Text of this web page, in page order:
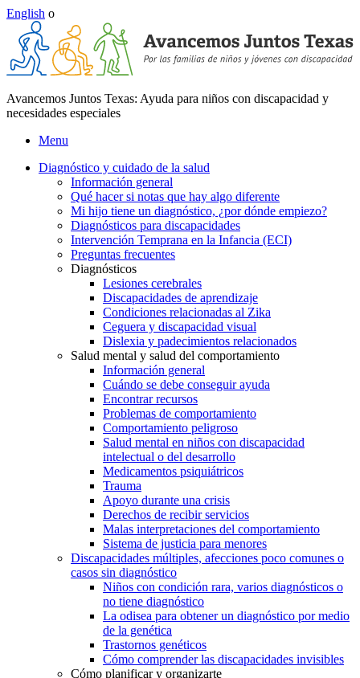
English o
Avancemos Juntos Texas: Ayuda para niños con discapacidad y
necesidades especiales
Menu
Diagnóstico y cuidado de la salud
Información general
Qué hacer si notas que hay algo diferente
Mi hijo tiene un diagnóstico, ¿por dónde empiezo?
Diagnósticos para discapacidades
Intervención Temprana en la Infancia (ECI)
Preguntas frecuentes
Diagnósticos
Lesiones cerebrales
Discapacidades de aprendizaje
Condiciones relacionadas al Zika
Ceguera y discapacidad visual
Dislexia y padecimientos relacionados
Salud mental y salud del comportamiento
Información general
Cuándo se debe conseguir ayuda
Encontrar recursos
Problemas de comportamiento
Comportamiento peligroso
Salud mental en niños con discapacidad
intelectual o del desarrollo
Medicamentos psiquiátricos
Trauma
Apoyo durante una crisis
Derechos de recibir servicios
Malas interpretaciones del comportamiento
Sistema de justicia para menores
Discapacidades múltiples, afecciones poco comunes o
casos sin diagnóstico
Niños con condición rara, varios diagnósticos o
no tiene diagnóstico
La odisea para obtener un diagnóstico por medio
de la genética
Trastornos genéticos
Cómo comprender las discapacidades invisibles
Cómo planificar y organizarte